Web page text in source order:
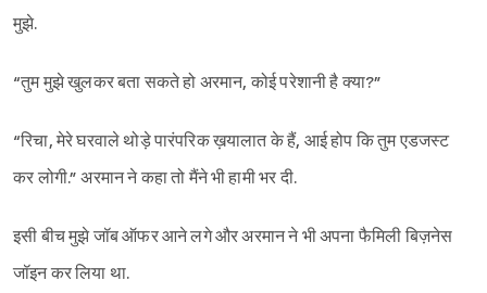
मुझे.
“तुम मुझे खुलकर बता सकते हो अरमान, कोई परेशानी है क्या?”
“रिचा, मेरे घरवाले थोड़े पारंपरिक ख़यालात के हैं, आई होप कि तुम एडजस्ट
कर लोगी.” अरमान ने कहा तो मैंने भी हामी भर दी.
इसी बीच मुझे जॉब ऑफर आने लगे और अरमान ने भी अपना फैमिली बिज़नेस
जॉइन कर लिया था.